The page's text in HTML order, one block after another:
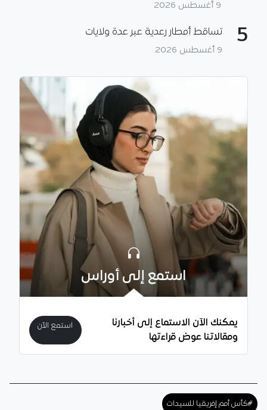
9 أغسطس 2026
5 تساقط أمطار رعدية عبر عدة ولايات
9 أغسطس 2026
استمع إلى أوراس
يمكنك الآن الاستماع إلى أخبارنا
ومقالاتنا عوض قراءتها
استمع الآن
#كأس أمم إفريقيا للسيدات